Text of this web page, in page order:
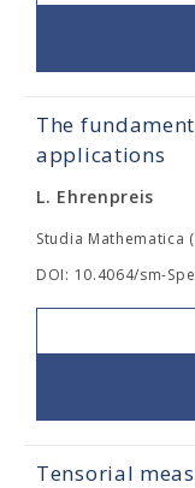
The
applications
L. Ehrenpreis
Studia Mathematica
DOI: 10.4064/sm-
Tensorial